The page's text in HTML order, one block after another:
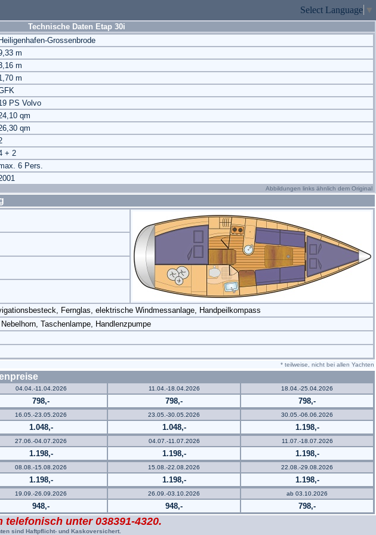
Select Language ▼
Technische Daten Etap 30i
Heiligenhafen-Grossenbrode
m
m
m
PS Volvo
qm
qm
+ 2
6 Pers.
Abbildungen links ähnlich dem Original
Fernglas, elektrische Windmessanlage, Handpeilkompass
Taschenlampe, Handlenzpumpe
* teilweise, nicht bei allen Yachten
04.04.-11.04.2026 11.04.-18.04.2026 18.04.-25.04.2026
798,- 798,- 798,-
16.05.-23.05.2026 23.05.-30.05.2026 30.05.-06.06.2026
1.048,- 1.048,- 1.198,-
27.06.-04.07.2026 04.07.-11.07.2026 11.07.-18.07.2026
1.198,- 1.198,- 1.198,-
08.08.-15.08.2026 15.08.-22.08.2026 22.08.-29.08.2026
1.198,- 1.198,- 1.198,-
19.09.-26.09.2026 26.09.-03.10.2026 ab 03.10.2026
948,- 948,- 798,-
unter 038391-4320.
sind Haftpflicht- und Kaskoversichert.